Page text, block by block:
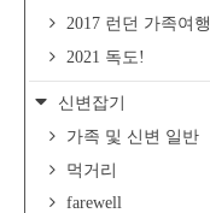
2017 런던 가족여행
2021 독도!
신변잡기
가족 및 신변 일반
먹거리
farewell